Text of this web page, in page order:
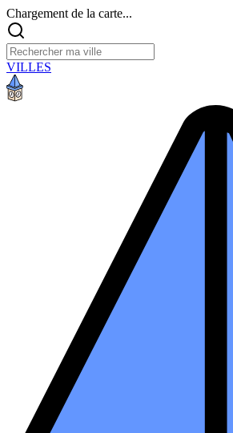
Chargement de la carte...
VILLES